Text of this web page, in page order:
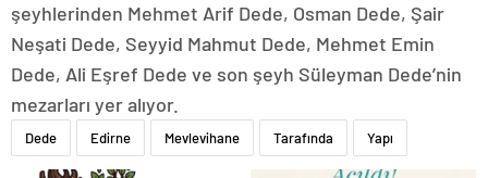
şeyhlerinden Mehmet Arif Dede, Osman Dede, Şair
Neşati Dede, Seyyid Mahmut Dede, Mehmet Emin
Dede, Ali Eşref Dede ve son şeyh Süleyman Dede’nin
mezarları yer alıyor.
Dede Edirne Mevlevihane Tarafında Yapı